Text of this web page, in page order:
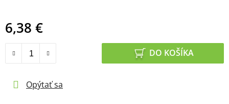
6,38 €
DO KOŠÍKA
Opýtať sa